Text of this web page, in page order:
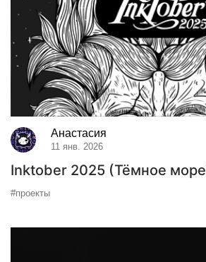
Анастасия
11 янв. 2026
Inktober 2025 (Тёмное
#проекты